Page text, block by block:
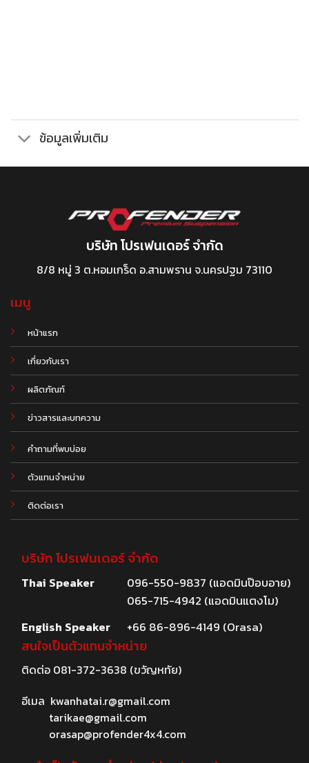
ข้อมูลเพิ่มเติม
บริษัท โปรเฟนเดอร์ จำกัด
8/8 หมู่ 3 ต.หอมเกร็ด อ.สามพราน จ.นครปฐม 73110
เมนู
หน้าแรก
เกี่ยวกับเรา
ผลิตภัณฑ์
ข่าวสารและบทความ
.
คำถามที่พบบ่อย
ตัวแทนจำหน่าย
ติดต่อเรา
บริษัท โปรเฟนเดอร์ จำกัด
Thai Speaker
096-550-9837 (แอดมินป๊อบอาย)
065-715-4942 (แอดมินแตงโม)
English Speaker
+66 86-896-4149 (Orasa)
สนใจเป็นตัวแทนจำหน่าย
ติดต่อ 081-372-3638 (ขวัญหทัย)
อีเมล kwanhatai.r@gmail.com
tarikae@gmail.com
orasap@profender4x4.com